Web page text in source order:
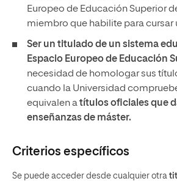
Europeo de Educación Superior
miembro que habilite para cursar
Ser un titulado de un sistema
Espacio Europeo de Educación
necesidad de homologar sus
cuando la Universidad
equivalen atítulos oficiales que
enseñanzas de máster.
Criterios específicos
Se puede acceder desde cualquier otra